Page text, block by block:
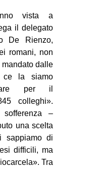
vista a
il delegato
De Rienzo,
romani, non
dalle
ce la siamo
per il
colleghi».
–
una scelta
sappiamo di
difficili, ma
Tra